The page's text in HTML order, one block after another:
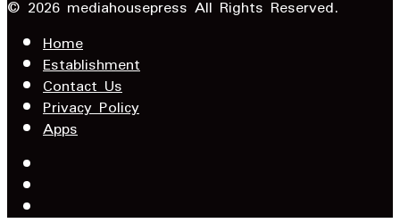
Email
© 2026 mediahousepress All Rights Reserved.
Home
Establishment
Contact Us
Privacy Policy
Apps